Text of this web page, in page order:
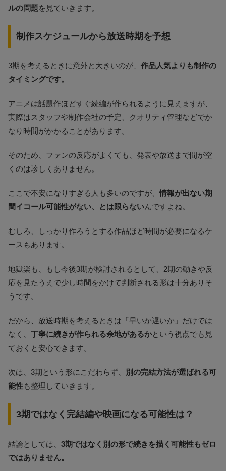
ルの問題を見ていきます。
制作スケジュールから放送時期を予想
3期を考えるときに意外と大きいのが、 作品人気よりも制作の
タイミングです。
アニメは話題作ほどすぐ続編が作られるように見えますが、
実際はスタッフや制作会社の予定、クオリティ管理などでか
なり時間がかかることがあります。
そのため、ファンの反応がよくても、発表や放送まで間が空
くのは珍しくありません。
ここで不安になりすぎる人も多いのですが、情報が出ない期
間イコール可能性がない、とは限らないんですよね。
むしろ、しっかり作ろうとする作品ほど時間が必要になるケ
ースもあります。
地獄楽も、もし今後3期が検討されるとして、2期の動きや反
応を見たうえで少し時間をかけて判断される形は十分ありそ
うです。
だから、放送時期を考えるときは「早いか遅いか」だけでは
なく、 丁寧に続きが作られる余地があるかという視点でも見
ておくと安心できます。
次は、3期という形にこだわらず、
別の完結方法が選ばれる可
能性も整理していきます。
3期ではなく完結編や映画になる可能性は？
結論としては、 3期ではなく別の形で続きを描く可能性もゼロ
ではありません。